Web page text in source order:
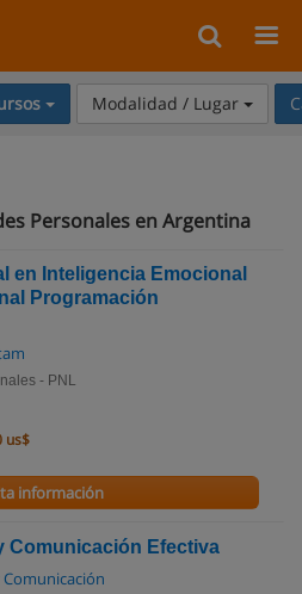
Modalidad / Lugar
Personales en Argentina
en Inteligencia Emocional
Programación
- PNL
us$
información
Comunicación Efectiva